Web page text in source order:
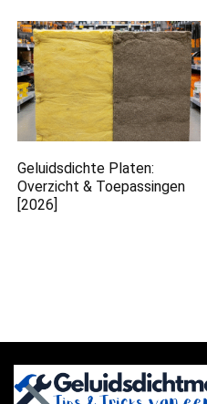
Geluidsdichte Platen:
Overzicht & Toepassingen
[2026]